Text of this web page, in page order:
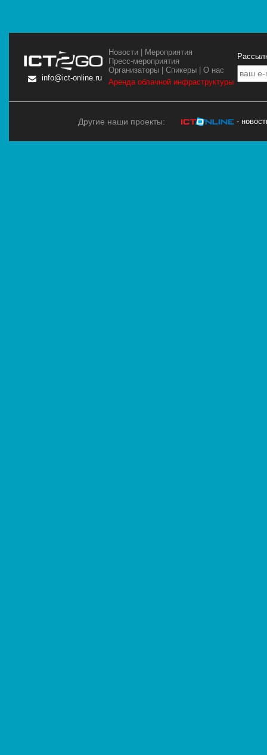
info@ict-online.ru
Новости | Мероприятия
Пресс-мероприятия
Организаторы |Спикеры |О нас
Аренда облачной инфраструктуры
Другие наши проекты: -